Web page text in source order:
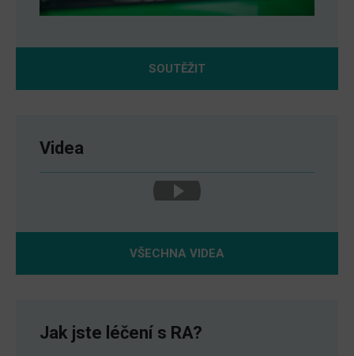
SOUTĚŽIT
Videa
VŠECHNA VIDEA
Jak jste léčení s RA?